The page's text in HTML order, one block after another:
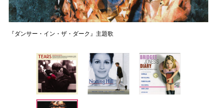
『ダンサー・イン・ザ・ダーク』主題歌